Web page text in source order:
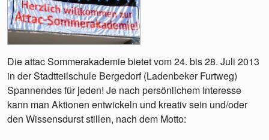
Die attac Sommerakademie bietet vom 24. bis 28. Juli 2013
in der Stadtteilschule Bergedorf (Ladenbeker Furtweg)
Spannendes für jeden! Je nach persönlichem Interesse
kann man Aktionen entwickeln und kreativ sein und/oder
den Wissensdurst stillen, nach dem Motto: